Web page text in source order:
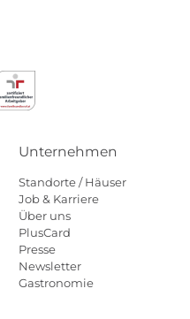
Unternehmen
Standorte / Häuser
Job & Karriere
Über uns
PlusCard
Presse
Newsletter
Gastronomie